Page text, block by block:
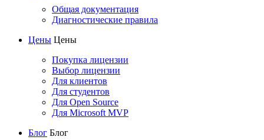
Общая документация
Диагностические правила
Цены Цены
Покупка лицензии
Выбор лицензии
Для клиентов
Для студентов
Для Open Source
Для Microsoft MVP
Блог Блог